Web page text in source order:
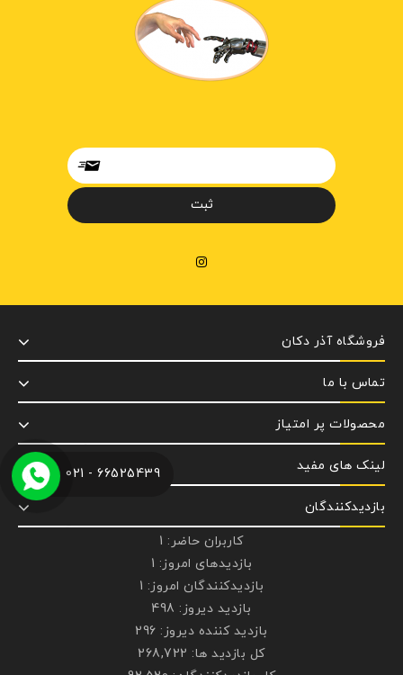
فروشگاه آذر دکان
تماس با ما
محصولات پر امتیاز
لینک های مفید
بازدیدکنندگان
کاربران حاضر: 1
بازدیدهای امروز: 1
بازدیدکنندگان امروز: 1
بازدید دیروز: 498
بازدید کننده دیروز: 296
کل بازدید ها: 268,722
66525439 - 021